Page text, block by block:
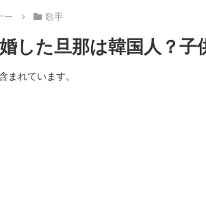
ー 歌手
した旦那は韓国人？子
まれています。